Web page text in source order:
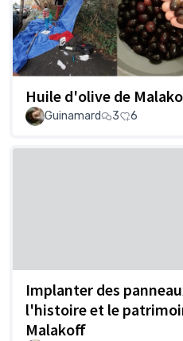
Huile d'olive de
Guinamard
3 6
Implanter des
l'histoire et le
Malakoff